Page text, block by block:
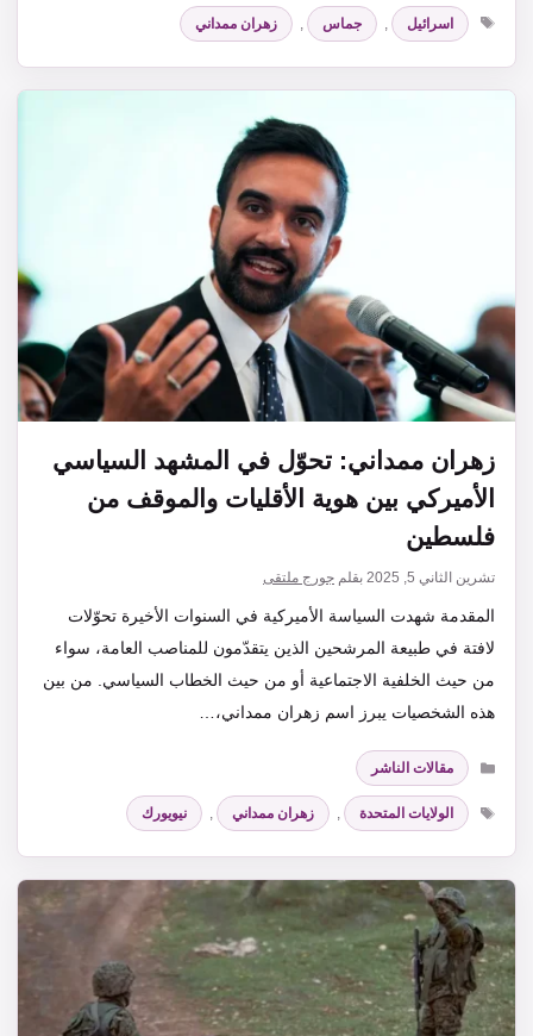
الوسوم
اسرائيل جماس زهران ممداني
زهران ممداني: تحوّل في المشهد السياسي
الأميركي بين هوية الأقليات والموقف من
فلسطين
تشرين الثاني 5, 2025 بقلم جورج ملتقى
المقدمة شهدت السياسة الأميركية في السنوات الأخيرة تحوّلات
لافتة في طبيعة المرشحين الذين يتقدّمون للمناصب العامة، سواء
من حيث الخلفية الاجتماعية أو من حيث الخطاب السياسي. من بين
هذه الشخصيات يبرز اسم زهران ممداني،…
التصنيفات
مقالات الناشر
الوسوم
الولايات المتحدة , زهران ممداني , نيويورك